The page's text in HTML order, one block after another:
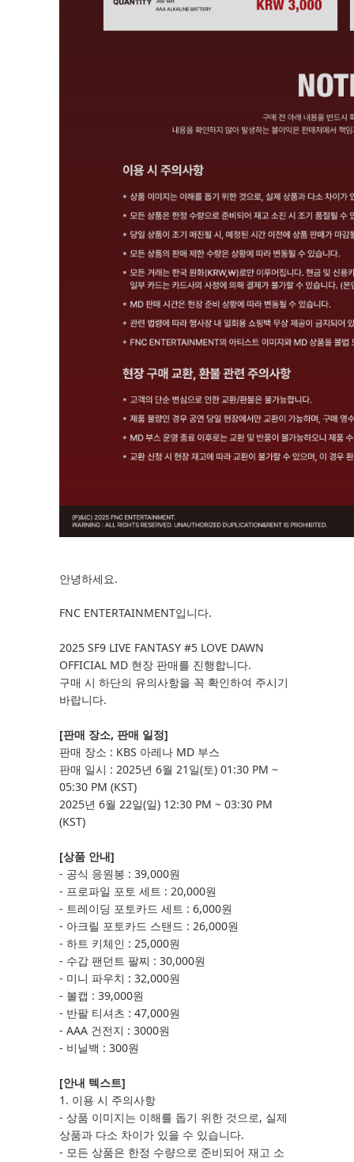
안녕하세요.
FNC ENTERTAINMENT입니다.
2025 SF9 LIVE FANTASY #5 LOVE DAWN
OFFICIAL MD 현장 판매를 진행합니다.
구매 시 하단의 유의사항을 꼭 확인하여 주시기
바랍니다.
[판매 장소, 판매 일정]
판매 장소 : KBS 아레나 MD 부스
판매 일시 : 2025년 6월 21일(토) 01:30 PM ~
05:30 PM (KST)
2025년 6월 22일(일) 12:30 PM ~ 03:30 PM
(KST)
[상품 안내]
- 공식 응원봉 : 39,000원
- 프로파일 포토 세트 : 20,000원
- 트레이딩 포토카드 세트 : 6,000원
- 아크릴 포토카드 스탠드 : 26,000원
- 하트 키체인 : 25,000원
- 수갑 팬던트 팔찌 : 30,000원
- 미니 파우치 : 32,000원
- 볼캡 : 39,000원
- 반팔 티셔츠 : 47,000원
- AAA 건전지 : 3000원
- 비닐백 : 300원
[안내 텍스트]
1. 이용 시 주의사항
- 상품 이미지는 이해를 돕기 위한 것으로, 실제
상품과 다소 차이가 있을 수 있습니다.
- 모든 상품은 한정 수량으로 준비되어 재고 소